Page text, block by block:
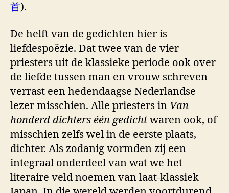
首).
De helft van de gedichten hier is
liefdespoëzie. Dat twee van de vier
priesters uit de klassieke periode ook over
de liefde tussen man en vrouw schreven
verrast een hedendaagse Nederlandse
lezer misschien. Alle priesters in Van
honderd dichters één gedichtwaren ook, of
misschien zelfs wel in de eerste plaats,
dichter. Als zodanig vormden zij een
integraal onderdeel van wat we het
literaire veld noemen van laat-klassiek